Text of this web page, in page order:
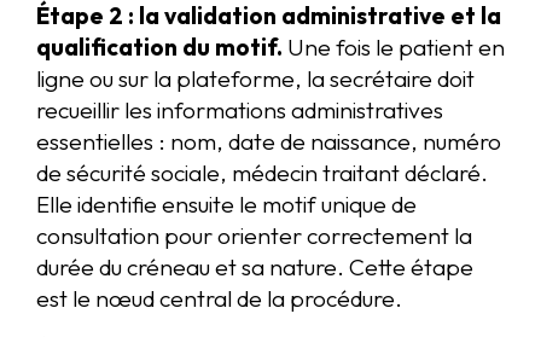
Étape 2 : la validation administrative et la
qualification du motif. Une fois le patient en
ligne ou sur la plateforme, la secrétaire doit
recueillir les informations administratives
essentielles : nom, date de naissance, numéro
de sécurité sociale, médecin traitant déclaré.
Elle identifie ensuite le motif unique de
consultation pour orienter correctement la
durée du créneau et sa nature. Cette étape
est le nœud central de la procédure.